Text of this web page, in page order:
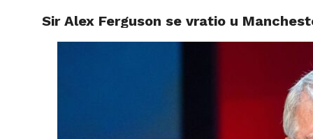
VIJESTI
Sir Alex Ferguson se vratio u